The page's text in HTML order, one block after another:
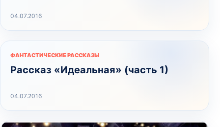
04.07.2016
ФАНТАСТИЧЕСКИЕ РАССКАЗЫ
Рассказ «Идеальная» (часть 1)
04.07.2016